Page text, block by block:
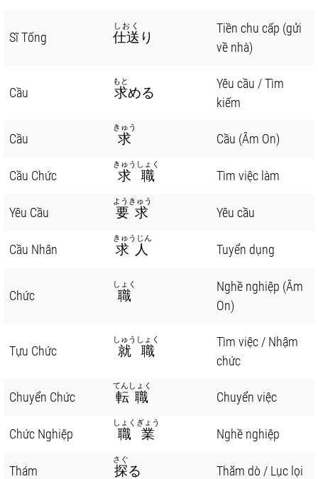
Sĩ Tống 仕送
しおく
り
Tiền chu cấp (gửi
về nhà)
Cầu 求
もと
める
Yêu cầu / Tìm
kiếm
Cầu 求
きゅう
Cầu (Âm On)
Cầu Chức 求職
きゅうしょく
Tìm việc làm
Yêu Cầu 要求
ようきゅう
Yêu cầu
Cầu Nhân 求人
きゅうじん
Tuyển dụng
Chức 職
しょく
Nghề nghiệp (Âm
On)
Tựu Chức 就職
しゅうしょく
Tìm việc / Nhậm
chức
Chuyển Chức 転職
てんしょく
Chuyển việc
Chức Nghiệp 職業
しょくぎょう
Nghề nghiệp
Thám 探
さぐ
る Thăm dò / Lục lọi